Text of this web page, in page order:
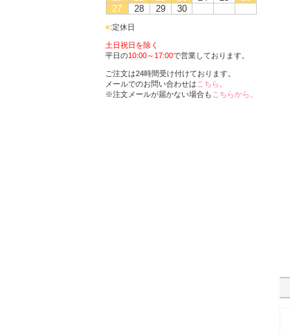
27
28 29 30
■:定休日
土日祝日を除く
平日の10:00～17:00で営業しております。
ご注文は24時間受け付けております。
メールでのお問い合わせは こちら。
※注文メールが届かない場合も こちらから。